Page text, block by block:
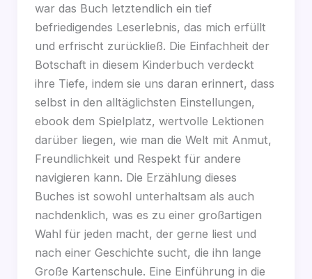
war das Buch letztendlich ein tief
befriedigendes Leserlebnis, das mich erfüllt
und erfrischt zurückließ. Die Einfachheit der
Botschaft in diesem Kinderbuch verdeckt
ihre Tiefe, indem sie uns daran erinnert, dass
selbst in den alltäglichsten Einstellungen,
ebook dem Spielplatz, wertvolle Lektionen
darüber liegen, wie man die Welt mit Anmut,
Freundlichkeit und Respekt für andere
navigieren kann. Die Erzählung dieses
Buches ist sowohl unterhaltsam als auch
nachdenklich, was es zu einer großartigen
Wahl für jeden macht, der gerne liest und
nach einer Geschichte sucht, die ihn lange
Große Kartenschule. Eine Einführung in die